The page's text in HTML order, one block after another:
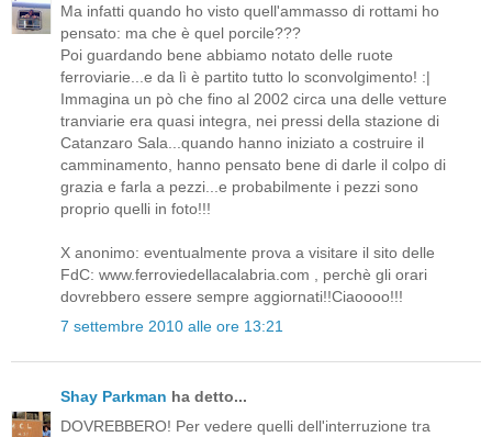
Ma infatti quando ho visto quell'ammasso di rottami ho
pensato: ma che è quel porcile???
Poi guardando bene abbiamo notato delle ruote
ferroviarie...e da lì è partito tutto lo sconvolgimento! :|
Immagina un pò che fino al 2002 circa una delle vetture
tranviarie era quasi integra, nei pressi della stazione di
Catanzaro Sala...quando hanno iniziato a costruire il
camminamento, hanno pensato bene di darle il colpo di
grazia e farla a pezzi...e probabilmente i pezzi sono
proprio quelli in foto!!!
X anonimo: eventualmente prova a visitare il sito delle
FdC: www.ferroviedellacalabria.com , perchè gli orari
dovrebbero essere sempre aggiornati!!Ciaoooo!!!
7 settembre 2010 alle ore 13:21
Shay Parkman ha detto...
DOVREBBERO! Per vedere quelli dell'interruzione tra